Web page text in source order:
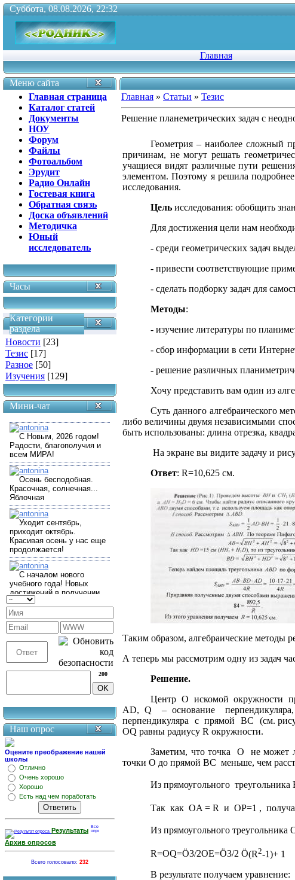
Суббота, 08.08.2026, 22:32
Главная
Меню сайта
Главная страница
Каталог статей
Документы
НОУ
Форум
Файлы
Фотоальбом
Эрудит
Радио Онлайн
Гостевая книга
Обратная связь
Доска объявлений
Методичка
Юный
исследователь
Часы
Категории
раздела
Новости [23]
Тезис [17]
Разное [50]
Изучения [129]
Мини-чат
200
Наш опрос
Оцените преображение нашей
школы
Отлично
Очень хорошо
Хорошо
Есть над чем поработать
Результаты
Архив опросов
Всего голосовало: 232
Главная » Статьи » Тезис
Решение планеметрических задач с
Геометрия – наиболее сложный
причинам, не могут решать
учащиеся видят различные пути
элементом. Поэтому я решила
исследования.
Цельисследования: обобщить
Для достижения цели нам
- среди геометрических задач
- привести соответствующие
- сделать подборку задач для
Методы:
- изучение литературы по
- сбор информации в сети
- решение различных
Хочу представить вам один из
Суть данного алгебраического
либо величины двумя независимыми
быть использованы: длина отрезка,
На экране вы видите задачу и
Ответ:R=10,625 см.
Таким образом, алгебраические методы
А теперь мы рассмотрим одну из задач
Решение.
Центр O искомой окружности
AD, Q
– основание перпендикуляра,
перпендикуляра
с прямой BC (см.
OQ равны радиусу R окружности.
Заметим, что точка
O
не может
точки O до прямой BC меньше, чем
Из прямоугольного треугольника
Так как OA = R и OP=1 ,
Из прямоугольного треугольника
R=OQ=Ö3/2OE=Ö3/2Ö(R2-1)+ 1
В результате получаем уравнение: